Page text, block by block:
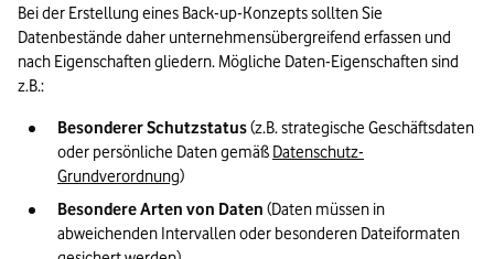
Bei der Erstellung eines Back-up-Konzepts sollten Sie
Datenbestände daher unternehmensübergreifend erfassen und
nach Eigenschaften gliedern. Mögliche Daten-Eigenschaften sind
z.B.:
Besonderer Schutzstatus (z.B. strategische Geschäftsdaten
oder persönliche Daten gemäß Datenschutz-
Grundverordnung)
Besondere Arten von Daten (Daten müssen in
abweichenden Intervallen oder besonderen Dateiformaten